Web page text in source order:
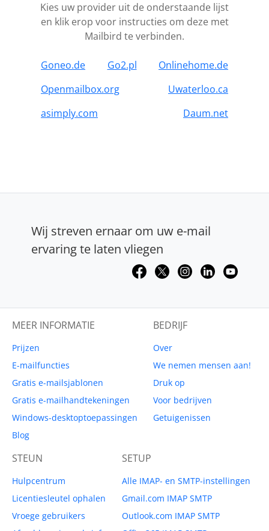
Kies uw provider uit de onderstaande lijst
en klik erop voor instructies om deze met
Mailbird te verbinden.
Goneo.de Go2.pl
Onlinehome.de
Openmailbox.org
Uwaterloo.ca
asimply.com
Daum.net
Wij streven ernaar om uw e-mail
ervaring te laten vliegen
MEER INFORMATIE
Prijzen
E-mailfuncties
Gratis e-mailsjablonen
Gratis e-mailhandtekeningen
Windows-desktoptoepassingen
Blog
BEDRIJF
Over
We nemen mensen aan!
Druk op
Voor bedrijven
Getuigenissen
STEUN
Hulpcentrum
Licentiesleutel ophalen
Vroege gebruikers
SETUP
Alle IMAP- en SMTP-instellingen
Gmail.com IMAP SMTP
Outlook.com IMAP SMTP